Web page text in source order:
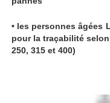
Machine à